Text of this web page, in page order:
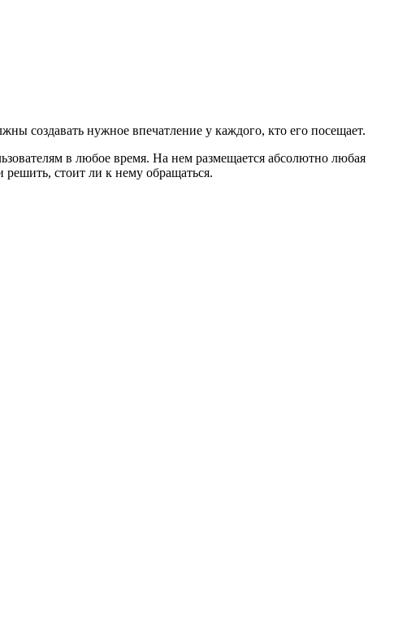
создавать нужное впечатление у каждого, кто его посещает.
в любое время. На нем размещается абсолютно любая
решить, стоит ли к нему обращаться.